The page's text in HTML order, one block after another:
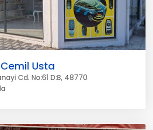
Usta
Cd. No:61 D:B, 48770